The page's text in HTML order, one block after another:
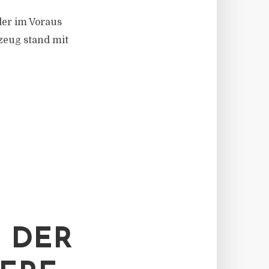
im Voraus
stand mit
DER